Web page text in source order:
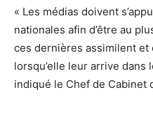
« Les médias doivent
nationales afin d’être au
ces dernières assimilent et
lorsqu’elle leur arrive dans
indiqué le Chef de Cabinet